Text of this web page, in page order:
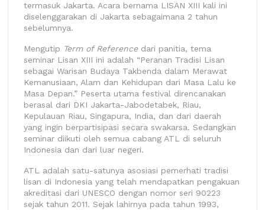
termasuk Jakarta. Acara bernama LISAN XIII kali ini
diselenggarakan di Jakarta sebagaimana 2 tahun
sebelumnya.
Mengutip Term of Reference dari panitia, tema
seminar Lisan XIII ini adalah “Peranan Tradisi Lisan
sebagai Warisan Budaya Takbenda dalam Merawat
Kemanusiaan, Alam dan Kehidupan dari Masa Lalu ke
Masa Depan.” Peserta utama festival direncanakan
berasal dari DKI Jakarta-Jabodetabek, Riau,
Kepulauan Riau, Singapura, India, dan dari daerah
yang ingin berpartisipasi secara swakarsa. Sedangkan
seminar diikuti oleh semua cabang ATL di seluruh
Indonesia dan dari luar negeri.
ATL adalah satu-satunya asosiasi pemerhati tradisi
lisan di Indonesia yang telah mendapatkan pengakuan
akreditasi dari UNESCO dengan nomor seri 90223
sejak tahun 2011. Sejak lahirnya pada tahun 1993,